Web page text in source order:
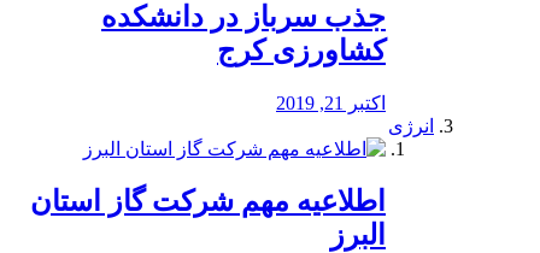
جذب سرباز در دانشکده
کشاورزی کرج
اکتبر 21, 2019
انرژی
️اطلاعیه مهم شرکت گاز استان
البرز